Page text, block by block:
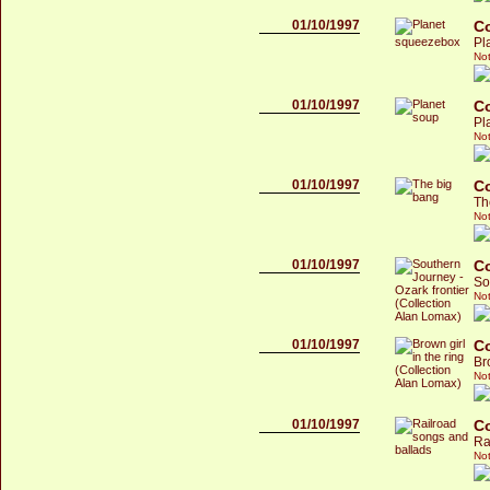
01/10/1997
01/10/1997
01/10/1997
01/10/1997
01/10/1997
01/10/1997